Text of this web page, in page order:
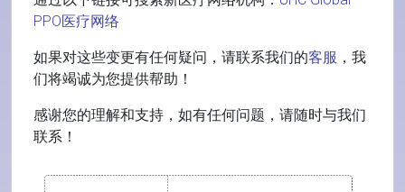
PPO医疗网络
如果对这些变更有任何疑问，请联系我们的客服 ，我
们将竭诚为您提供帮助！
感谢您的理解和支持，如有任何问题，请随时与我们
联系！